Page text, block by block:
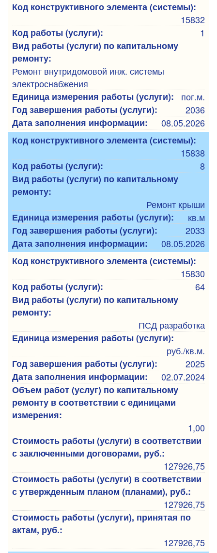
Код конструктивного элемента (системы):
15832
Код работы (услуги):
1
Вид работы (услуги) по капитальному
ремонту:
Ремонт внутридомовой инж. системы
электроснабжения
Единица измерения работы (услуги):
пог.м.
Год завершения работы (услуги):
2036
Дата заполнения информации:
08.05.2026
Код конструктивного элемента (системы):
15838
Код работы (услуги):
8
Вид работы (услуги) по капитальному
ремонту:
Ремонт крыши
Единица измерения работы (услуги):
кв.м
Год завершения работы (услуги):
2033
Дата заполнения информации:
08.05.2026
Код конструктивного элемента (системы):
15830
Код работы (услуги):
64
Вид работы (услуги) по капитальному
ремонту:
ПСД разработка
Единица измерения работы (услуги):
руб./кв.м.
Год завершения работы (услуги):
2025
Дата заполнения информации:
02.07.2024
Объем работ (услуг) по капитальному
ремонту в соответствии с единицами
измерения:
1,00
Стоимость работы (услуги) в соответствии
с заключенными договорами, руб.:
127926,75
Стоимость работы (услуги) в соответствии
с утвержденным планом (планами), руб.:
127926,75
Стоимость работы (услуги), принятая по
актам, руб.:
127926,75